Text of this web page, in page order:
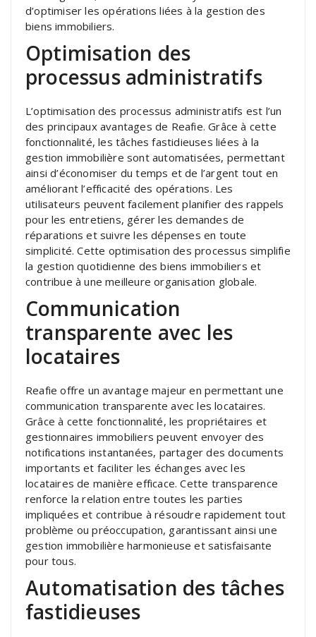
d’optimiser les opérations liées à la gestion des
biens immobiliers.
Optimisation des
processus administratifs
L’optimisation des processus administratifs est l’un
des principaux avantages de Reafie. Grâce à cette
fonctionnalité, les tâches fastidieuses liées à la
gestion immobilière sont automatisées, permettant
ainsi d’économiser du temps et de l’argent tout en
améliorant l’efficacité des opérations. Les
utilisateurs peuvent facilement planifier des rappels
pour les entretiens, gérer les demandes de
réparations et suivre les dépenses en toute
simplicité. Cette optimisation des processus simplifie
la gestion quotidienne des biens immobiliers et
contribue à une meilleure organisation globale.
Communication
transparente avec les
locataires
Reafie offre un avantage majeur en permettant une
communication transparente avec les locataires.
Grâce à cette fonctionnalité, les propriétaires et
gestionnaires immobiliers peuvent envoyer des
notifications instantanées, partager des documents
importants et faciliter les échanges avec les
locataires de manière efficace. Cette transparence
renforce la relation entre toutes les parties
impliquées et contribue à résoudre rapidement tout
problème ou préoccupation, garantissant ainsi une
gestion immobilière harmonieuse et satisfaisante
pour tous.
Automatisation des tâches
fastidieuses